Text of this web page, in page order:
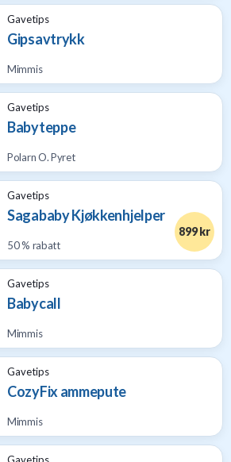
Gavetips
Gipsavtrykk
Mimmis
Gavetips
Babyteppe
Polarn O. Pyret
Gavetips
Sagababy Kjøkkenhjelper
50 % rabatt
899 kr
Gavetips
Babycall
Mimmis
Gavetips
CozyFix ammepute
Mimmis